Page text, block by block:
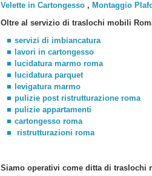
Velette in Cartongesso , Montaggio
Oltre al servizio di traslochi mobili
servizi di imbiancatura
lavori in cartongesso
lucidatura marmo roma
lucidatura parquet
levigatura marmo
pulizie post ristrutturazione roma
pulizie appartamenti
cartongesso roma
ristrutturazioni roma
Siamo operativi come ditta di traslochi